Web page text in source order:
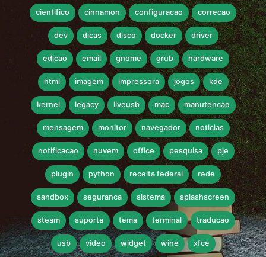
cientifico cinnamon configuracao correcao
dev dicas disco docker driver
edicao email gnome grub hardware
html imagem impressora jogos kde
kernel legacy liveusb mac manutencao
mensagem monitor navegador noticias
notificacao nuvem office pesquisa pje
plugin python receita federal rede
sandbox seguranca sistema splashscreen
steam suporte tema terminal traducao
usb video widget wine xfce